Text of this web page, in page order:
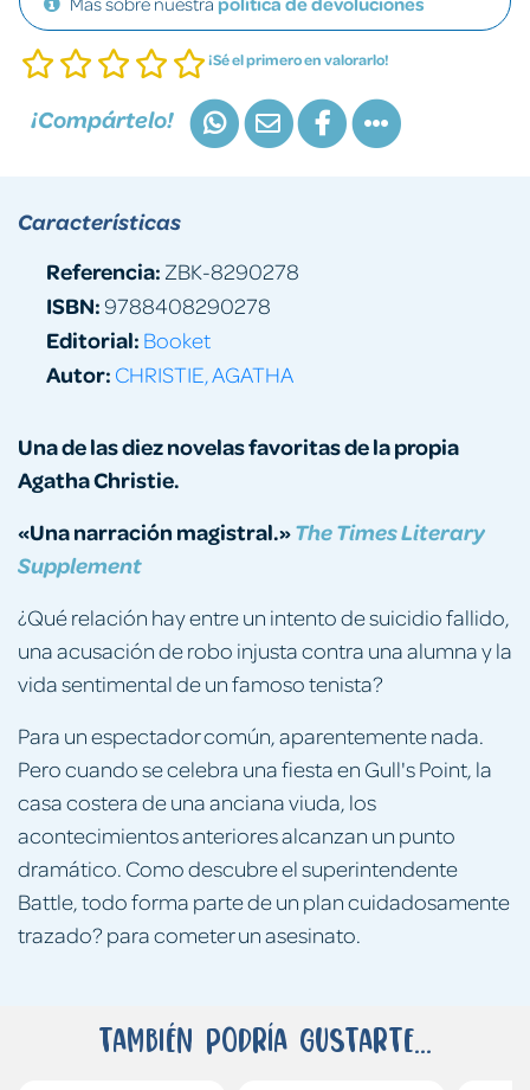
¡Sé el primero en valorarlo!
¡Compártelo!
Una de las diez novelas favoritas de la propia
Agatha Christie.
«Una narración magistral.»The Times Literary
Supplement
¿Qué relación hay entre un intento de suicidio fallido,
una acusación de robo injusta contra una alumna y la
vida sentimental de un famoso tenista?
Para un espectador común, aparentemente nada.
Pero cuando se celebra una fiesta en Gull's Point, la
casa costera de una anciana viuda, los
acontecimientos anteriores alcanzan un punto
dramático. Como descubre el superintendente
Battle, todo forma parte de un plan cuidadosamente
trazado? para cometer un asesinato.
Características
Referencia: ZBK-8290278
ISBN:9788408290278
Editorial: Booket
Autor: CHRISTIE, AGATHA
También podría gustarte...